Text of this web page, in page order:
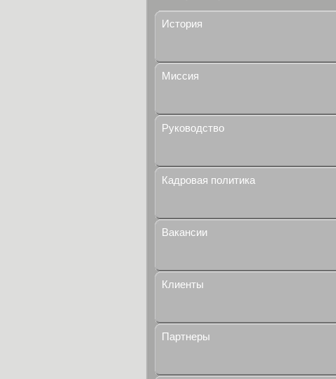
История
Миссия
Руководство
Кадровая политика
Вакансии
Клиенты
Партнеры